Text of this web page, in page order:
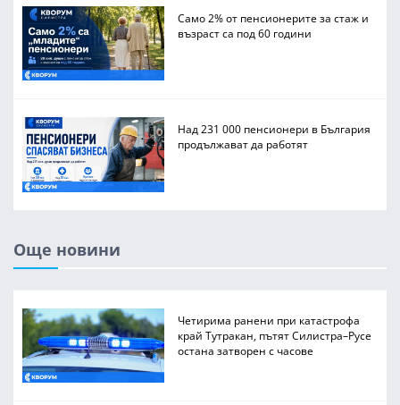
Само 2% от пенсионерите за стаж и
възраст са под 60 години
Над 231 000 пенсионери в България
продължават да работят
Още новини
Четирима ранени при катастрофа
край Тутракан, пътят Силистра–Русе
остана затворен с часове